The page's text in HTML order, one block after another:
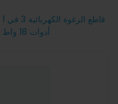
أدوات 18 واط قلم قطع الرغوة مع محول جهد إلكتروني